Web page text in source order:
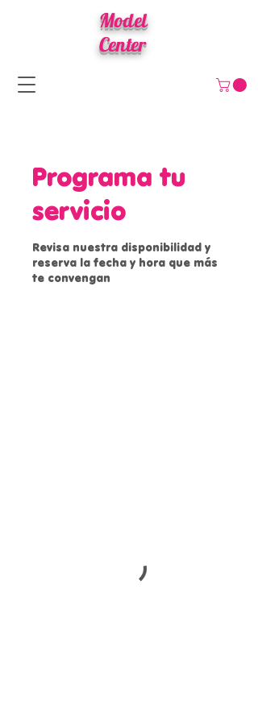
Model
Center
Programa tu
servicio
Revisa nuestra disponibilidad y
reserva la fecha y hora que más
te convengan